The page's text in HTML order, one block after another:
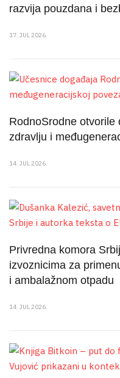
razvija pouzdana i
17. JUL 2026.
RodnoSrodne otvorile
zdravlju i
14. JUL 2026.
Privredna komora
izvoznicima za
i ambalažnom otpadu
14. JUL 2026.